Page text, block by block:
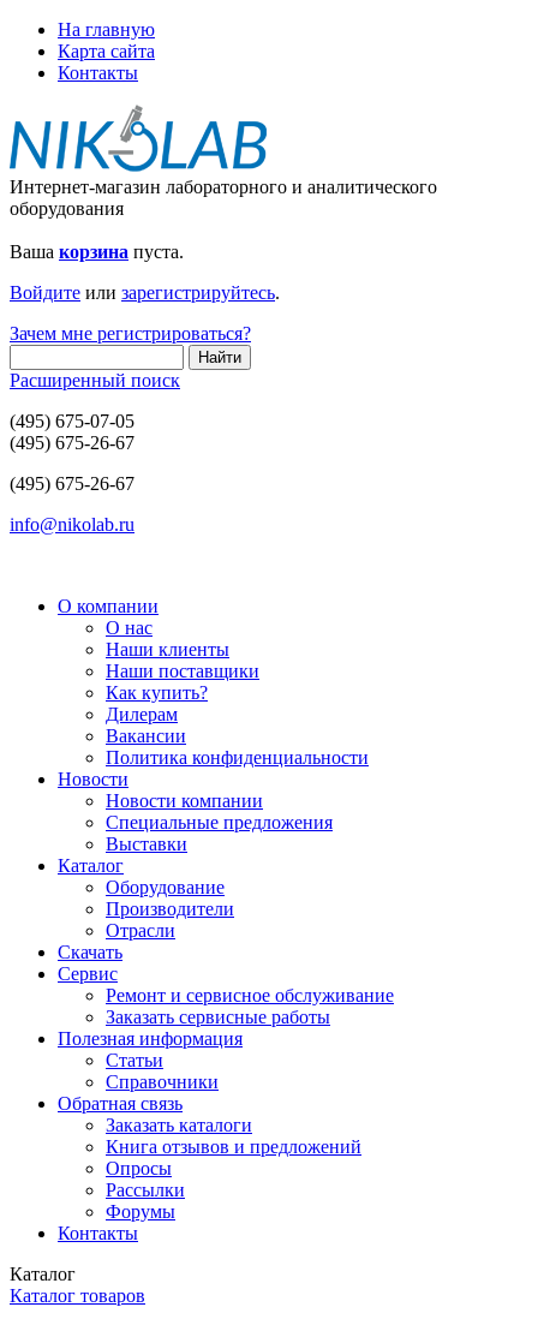
На главную
Карта сайта
Контакты
Интернет-магазин лабораторного и аналитического
оборудования
Ваша корзина пуста.
Войдите или зарегистрируйтесь.
Зачем мне регистрироваться?
Расширенный поиск
(495) 675-07-05
(495) 675-26-67
(495) 675-26-67
info@nikolab.ru
О компании
О нас
Наши клиенты
Наши поставщики
Как купить?
Дилерам
Вакансии
Политика конфиденциальности
Новости
Новости компании
Специальные предложения
Выставки
Каталог
Оборудование
Производители
Отрасли
Скачать
Сервис
Ремонт и сервисное обслуживание
Заказать сервисные работы
Полезная информация
Статьи
Справочники
Обратная связь
Заказать каталоги
Книга отзывов и предложений
Опросы
Рассылки
Форумы
Контакты
Каталог
Каталог товаров